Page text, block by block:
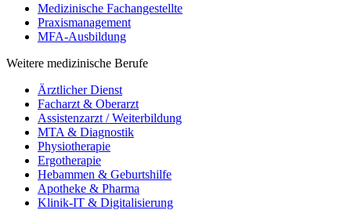
Medizinische Fachangestellte
Praxismanagement
MFA-Ausbildung
Weitere medizinische Berufe
Ärztlicher Dienst
Facharzt & Oberarzt
Assistenzarzt / Weiterbildung
MTA & Diagnostik
Physiotherapie
Ergotherapie
Hebammen & Geburtshilfe
Apotheke & Pharma
Klinik-IT & Digitalisierung